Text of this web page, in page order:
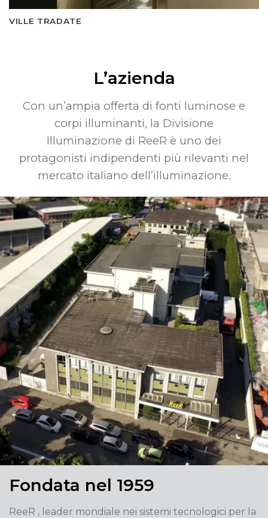
VILLE TRADATE
L’azienda
Con un’ampia offerta di fonti luminose e
corpi illuminanti, la Divisione
Illuminazione di ReeR è uno dei
protagonisti indipendenti più rilevanti nel
mercato italiano dell’illuminazione.
Fondata nel 1959
ReeR , leader mondiale nei sistemi tecnologici per la